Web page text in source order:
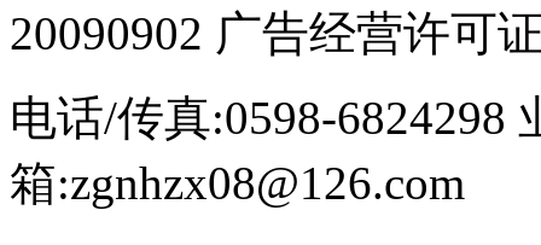
20090902 广告经营许可
电话/传真:0598-6824298
箱:zgnhzx08@126.com